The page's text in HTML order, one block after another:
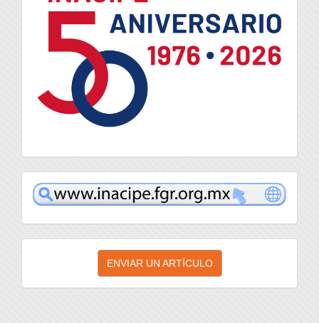
inacipe
Enviar
artículo
ENVIAR UN ARTÍCULO